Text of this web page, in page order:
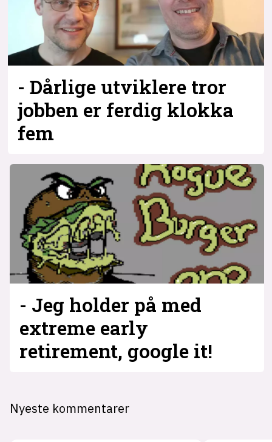
- Dårlige utviklere tror
jobben er ferdig klokka
fem
- Jeg holder på med
extreme early
retirement, google it!
Nyeste kommentarer